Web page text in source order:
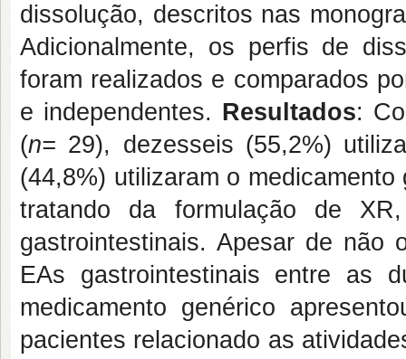
dissolução, descritos nas
Adicionalmente, os perfis de
foram realizados e comparados
e independentes. Resultados:
(n= 29), dezesseis (55,2%)
(44,8%) utilizaram o
tratando da formulação de
gastrointestinais. Apesar de não
EAs gastrointestinais entre as
medicamento genérico
pacientes relacionado as